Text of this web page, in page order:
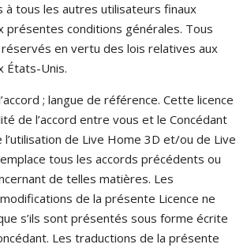
à tous les autres utilisateurs finaux
présentes conditions générales. Tous
en vertu des lois relatives aux
États-Unis.
; langue de référence. Cette licence
de l’accord entre vous et le Concédant
l’utilisation de Live Home 3D et/ou de Live
tous les accords précédents ou
de telles matières. Les
de la présente Licence ne
s’ils sont présentés sous forme écrite
Les traductions de la présente